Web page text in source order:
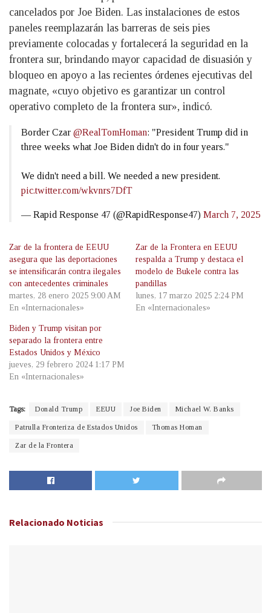
cancelados por Joe Biden. Las instalaciones de estos
paneles reemplazarán las barreras de seis pies
previamente colocadas y fortalecerá la seguridad en la
frontera sur, brindando mayor capacidad de disuasión y
bloqueo en apoyo a las recientes órdenes ejecutivas del
magnate, «cuyo objetivo es garantizar un control
operativo completo de la frontera sur», indicó.
Border Czar @RealTomHoman: "President Trump did in
three weeks what Joe Biden didn't do in four years."
We didn't need a bill. We needed a new president.
pic.twitter.com/wkvnrs7DfT
— Rapid Response 47 (@RapidResponse47) March 7, 2025
Zar de la frontera de EEUU
asegura que las deportaciones
se intensificarán contra ilegales
con antecedentes criminales
martes, 28 enero 2025 9:00 AM
En «Internacionales»
Zar de la Frontera en EEUU
respalda a Trump y destaca el
modelo de Bukele contra las
pandillas
lunes, 17 marzo 2025 2:24 PM
En «Internacionales»
Biden y Trump visitan por
separado la frontera entre
Estados Unidos y México
jueves, 29 febrero 2024 1:17 PM
En «Internacionales»
Tags: Donald Trump EEUU Joe Biden Michael W. Banks
Patrulla Fronteriza de Estados Unidos Thomas Homan
Zar de la Frontera
Relacionado Noticias